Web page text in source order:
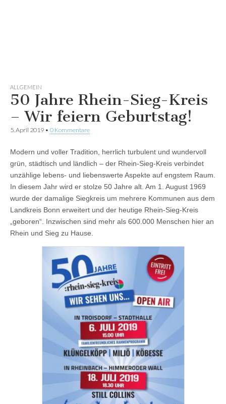
ALLGEMEIN
50 Jahre Rhein-Sieg-Kreis
– Wir feiern Geburtstag!
5. April 2019 • 0 Kommentare
Modern und voller Tradition, herrlich turbulent und wundervoll
grün, städtisch und ländlich – der Rhein-Sieg-Kreis verbindet
unzählige lebens- und liebenswerte Aspekte auf engstem Raum.
In diesem Jahr wird er stolze 50 Jahre alt. Am 1. August 1969
wurde der damalige Siegkreis um mehrere Kommunen aus dem
Landkreis Bonn erweitert und der heutige Rhein-Sieg-Kreis
„geboren“. Inzwischen sind mehr als 600.000 Menschen hier an
Rhein und Sieg zu Hause.